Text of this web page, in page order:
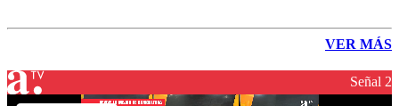
VER MÁS
Señal 2